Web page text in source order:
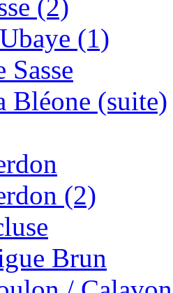
(2)
(1)
Sasse
Bléone (suite)
(2)
Brun